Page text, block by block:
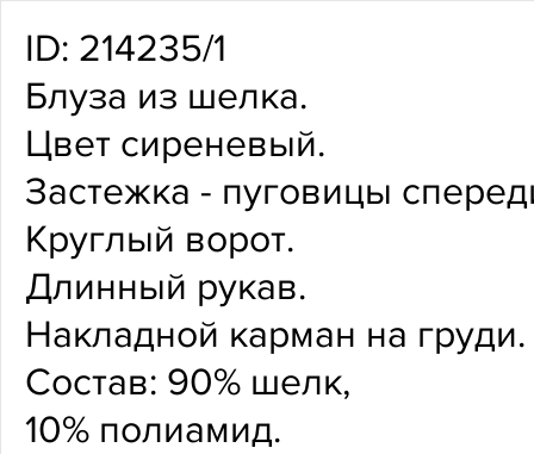
ID: 214235/1
Блуза из шелка.
Цвет сиреневый.
Застежка - пуговицы
Круглый ворот.
Длинный рукав.
Накладной карман на груди.
Состав: 90% шелк,
10% полиамид.